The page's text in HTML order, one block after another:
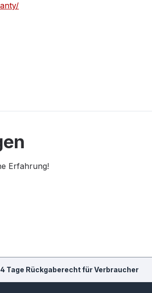
Erfahrung!
Tage Rückgaberecht für Verbraucher